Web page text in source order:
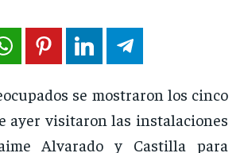
se mostraron los cinco
ayer visitaron las instalaciones
Alvarado y Castilla para